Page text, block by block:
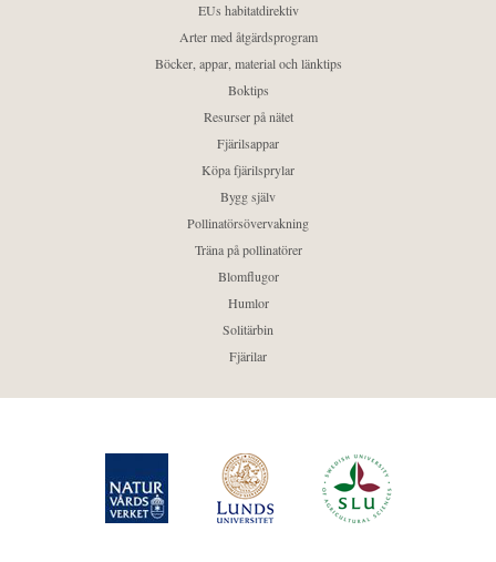
EUs habitatdirektiv
Arter med åtgärdsprogram
Böcker, appar, material och länktips
Boktips
Resurser på nätet
Fjärilsappar
Köpa fjärilsprylar
Bygg själv
Pollinatörsövervakning
Träna på pollinatörer
Blomflugor
Humlor
Solitärbin
Fjärilar